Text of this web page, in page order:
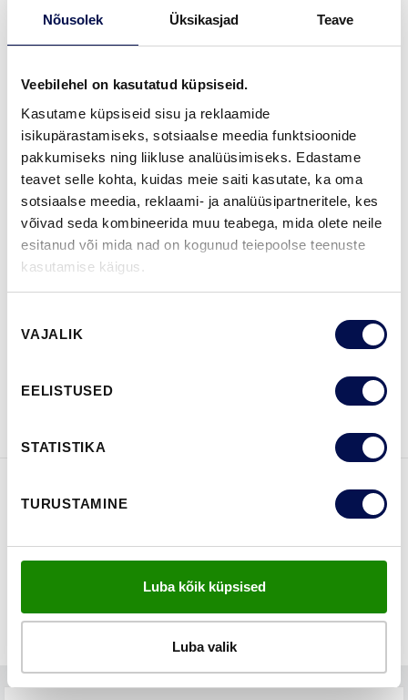
Nõusolek Üksikasjad Teave
Veebilehel on kasutatud küpsiseid.
Kasutame küpsiseid sisu ja reklaamide
isikupärastamiseks, sotsiaalse meedia funktsioonide
pakkumiseks ning liikluse analüüsimiseks. Edastame
teavet selle kohta, kuidas meie saiti kasutate, ka oma
sotsiaalse meedia, reklaami- ja analüüsipartneritele, kes
võivad seda kombineerida muu teabega, mida olete neile
esitanud või mida nad on kogunud teiepoolse teenuste
kasutamise käigus.
valik
VAJALIK
EELISTUSED
STATISTIKA
TURUSTAMINE
Luba kõik küpsised
Luba valik
ROHKEM
MÕÕDUD
LEIA EDASIMÜÜJA
Võta meiega
ühendust